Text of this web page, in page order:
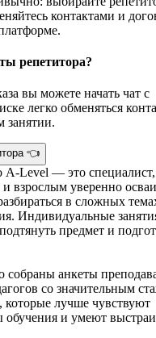
контактами и
репетитора?
вы можете начать чат с
легко обменяться
занятии.
👈
A-Level — это
взрослым уверенно
в сложных
Индивидуальные
предмет и
собраны анкеты
со значительным
которые лучше чувствуют
и умеют